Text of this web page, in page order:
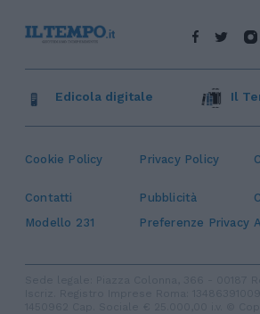
Cookie Policy Privacy Policy
Contatti Pubblicità
Modello 231
Preferenze Privacy
Edicola digitale Il